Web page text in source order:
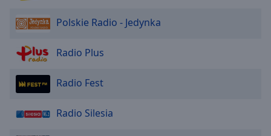
Radio RMF MAXXX
Polskie Radio - Jedynka
Radio Plus
Radio Fest
Radio Silesia